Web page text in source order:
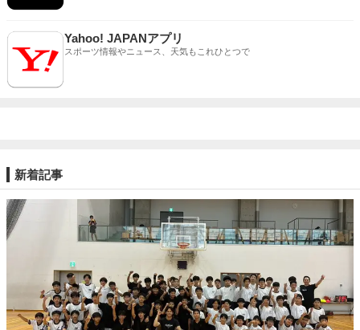
Yahoo! JAPANアプリ
スポーツ情報やニュース、天気もこれひとつで
新着記事